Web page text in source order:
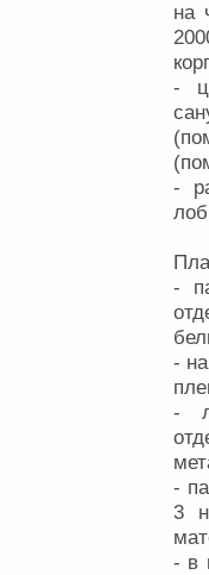
на
-
-
-
-
-
-
3
- в